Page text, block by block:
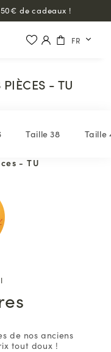
de cadeaux !
FR
PIÈCES - TU
Taille 38 Taille
- TU
de nos anciens
tout doux !